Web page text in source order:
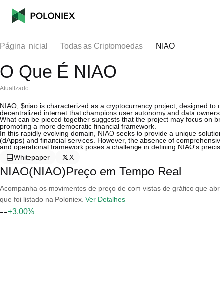
Página Inicial Todas as Criptomoedas NIAO
O Que É NIAO
Atualizado:
NIAO, $niao is characterized as a cryptocurrency project, designed
decentralized internet that champions user autonomy and data
What can be pieced together suggests that the project may focus on
promoting a more democratic financial framework.
In this rapidly evolving domain, NIAO seeks to provide a unique
(dApps) and financial services. However, the absence of
and operational framework poses a challenge in defining NIAO's
Whitepaper
X
NIAO(NIAO)Preço em Tempo Real
Acompanha os movimentos de preço de com vistas de gráfico que
que foi listado na Poloniex. Ver Detalhes
--+3.00%